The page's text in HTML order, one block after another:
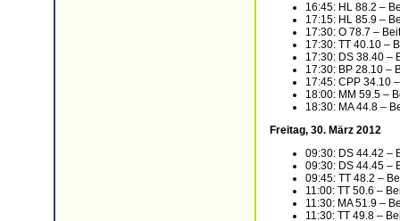
16:45: HL 88.2 –
17:15: HL 85.9 –
17:30: O 78.7 –
17:30: TT 40.10 –
17:30: DS 38.40 –
17:30: BP 28.10 –
17:45: CPP 34.10
18:00: MM 59.5 –
18:30: MA 44.8 –
Freitag, 30. März 2012
09:30: DS 44.42 –
09:30: DS 44.45 –
09:45: TT 48.2 –
11:00: TT 50.6 –
11:30: MA 51.9 –
11:30: TT 49.8 –